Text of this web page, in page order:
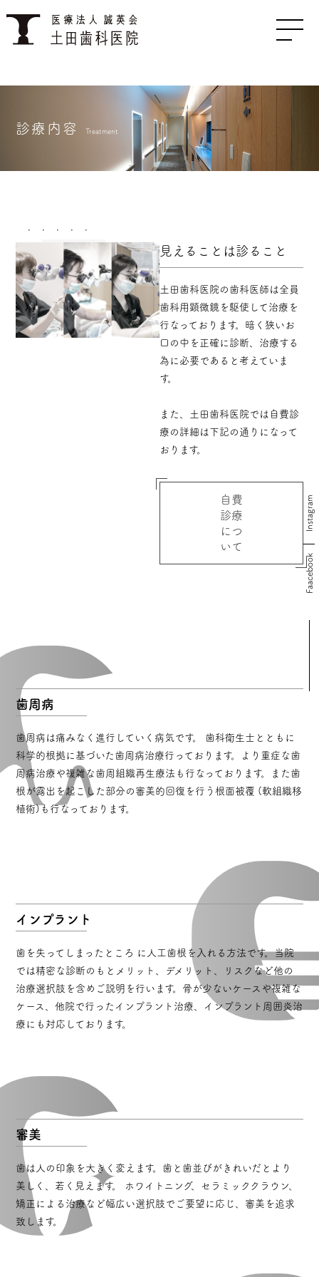
診療内容 Treatment
見えることは診ること
土田歯科医院の歯科医師は全員
歯科用顕微鏡を駆使して治療を
行なっております。暗く狭いお
口の中を正確に診断、治療する
為に必要であると考えていま
す。
また、土田歯科医院では自費診
療の詳細は下記の通りになって
おります。
自費
診療
につ
いて
歯周病
歯周病は痛みなく進行していく病気です。 歯科衛生士とともに
科学的根拠に基づいた歯周病治療行っております。より重症な歯
周病治療や複雑な歯周組織再生療法も行なっております。また歯
根が露出を起こした部分の審美的回復を行う根面被覆 (軟組織移
植術)も行なっております。
インプラント
歯を失ってしまったところ に人工歯根を入れる方法です。当院
では精密な診断のもとメリット、デメリット、リスクなど他の
治療選択肢を含めご説明を行います。骨が少ないケースや複雑な
ケース、他院で行ったインプラント治療、インプラント周囲炎治
療にも対応しております。
審美
歯は人の印象を大きく変えます。歯と歯並びがきれいだとより
美しく、若く見えます。 ホワイトニング、セラミッククラウン、
矯正による治療など幅広い選択肢でご要望に応じ、審美を追求
致します。
Faacebook
Instagram